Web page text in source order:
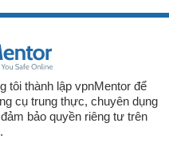
tôi thành lập vpnMentor để
cụ trung thực, chuyên dụng
bảo quyền riêng tư trên